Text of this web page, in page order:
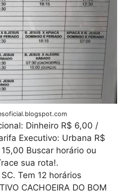
Dinheiro R$ 6,00 /
Executivo: Urbana R$
Buscar horário ou
sua rota!.
Tem 12 horários
CACHOEIRA DO BOM